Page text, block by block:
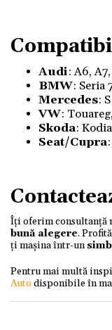
Audi: A6,
BMW: Seria
Mercedes:
VW:
Skoda:
Seat/Cupra
Îți oferim consultanță
bună alegere.
ți mașina într-un
Pentru mai multă
Autodisponibile în